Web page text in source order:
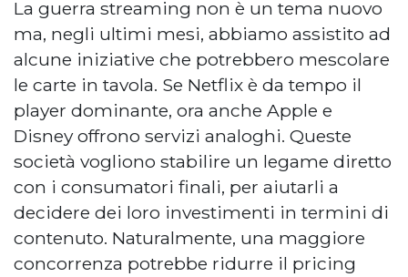
La guerra streaming non è un tema nuovo
ma, negli ultimi mesi, abbiamo assistito ad
alcune iniziative che potrebbero mescolare
le carte in tavola. Se Netflix è da tempo il
player dominante, ora anche Apple e
Disney offrono servizi analoghi. Queste
società vogliono stabilire un legame diretto
con i consumatori finali, per aiutarli a
decidere dei loro investimenti in termini di
contenuto. Naturalmente, una maggiore
concorrenza potrebbe ridurre il pricing